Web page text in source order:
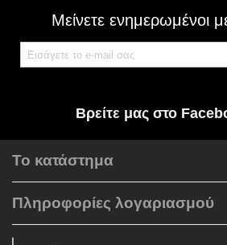
Μείνετε ενημερωμένοι
Βρείτε μας στο
Το κατάστημα
Πληροφορίες λογαριασμού